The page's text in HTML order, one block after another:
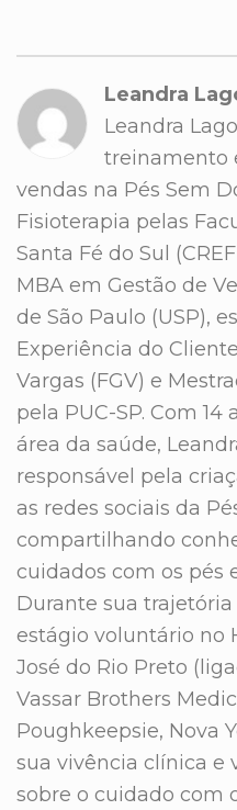
Leandra
Leandra
treinamento
vendas na Pés Sem
Fisioterapia pelas
Santa Fé do Sul
MBA em Gestão de
de São Paulo (USP),
Experiência do
Vargas (FGV) e
pela PUC-SP. Com
área da saúde,
responsável pela
as redes sociais da
compartilhando
cuidados com os pés
Durante sua
estágio voluntário no
José do Rio Preto
Vassar Brothers
Poughkeepsie, Nova
sua vivência clínica e
sobre o cuidado com